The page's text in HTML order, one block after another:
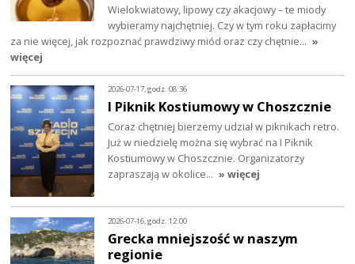
Wielokwiatowy, lipowy czy akacjowy – te miody
wybieramy najchętniej. Czy w tym roku zapłacimy
za nie więcej, jak rozpoznać prawdziwy miód oraz czy chętnie… »
więcej
2026-07-17, godz. 08:36
I Piknik Kostiumowy w Choszcznie
Coraz chętniej bierzemy udział w piknikach retro.
Już w niedzielę można się wybrać na I Piknik
Kostiumowy w Choszcznie. Organizatorzy
zapraszają w okolice… » więcej
2026-07-16, godz. 12:00
Grecka mniejszość w naszym
regionie